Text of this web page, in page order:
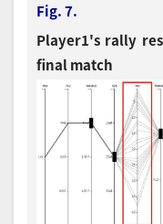
Fig. 7.
Player1's rally
final match